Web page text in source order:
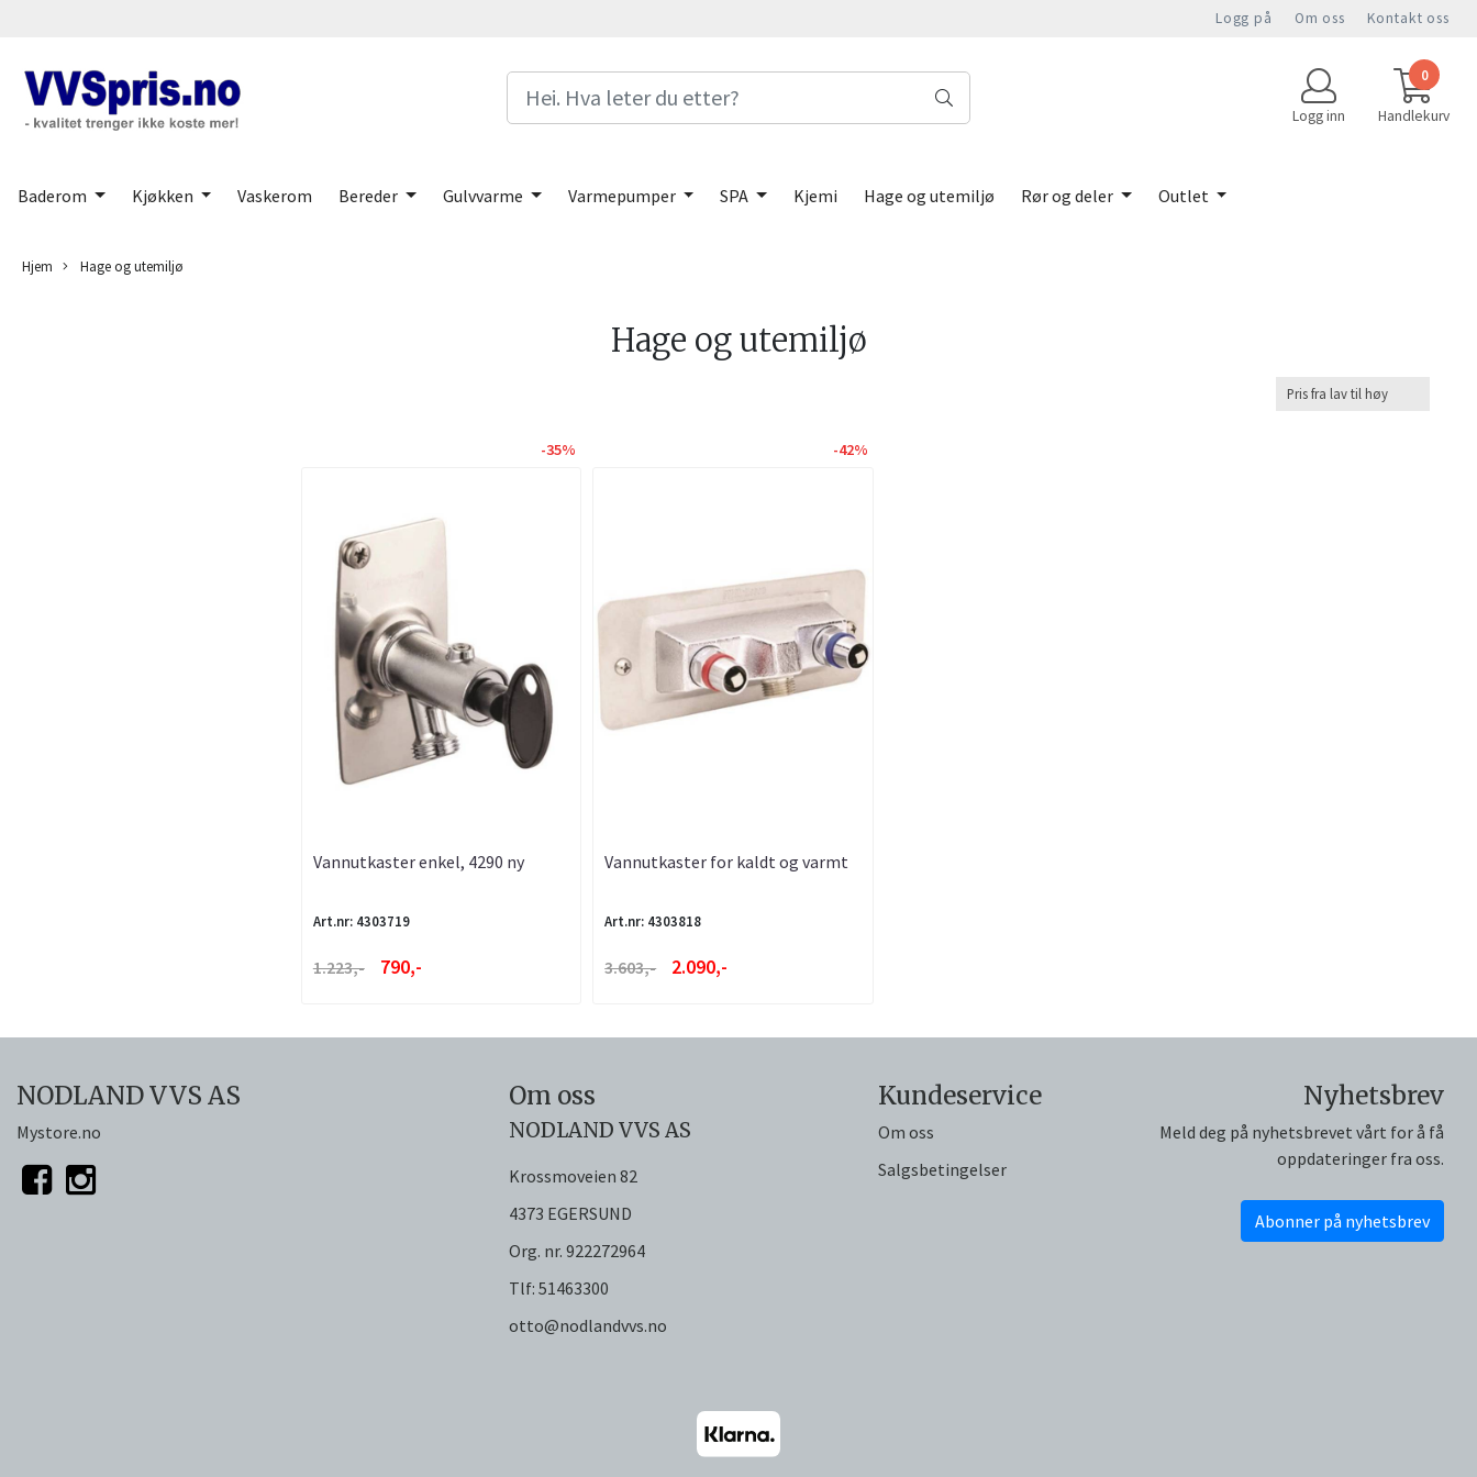
Logg på Om oss Kontakt oss
Logg inn
0
Handlekurv
Baderom Kjøkken Vaskerom Bereder Gulvvarme Varmepumper SPA Kjemi Hage og utemiljø Rør og deler Outlet
Hjem Hage og utemiljø
Hage og utemiljø
-35%
Vannutkaster enkel, 4290 ny
Art.nr: 4303719
1.223,- 790,-
-42%
Vannutkaster for kaldt og varmt
Art.nr: 4303818
3.603,- 2.090,-
NODLAND VVS AS
Mystore.no
Om oss
NODLAND VVS AS
Krossmoveien 82
4373 EGERSUND
Org. nr. 922272964
Tlf: 51463300
otto@nodlandvvs.no
Kundeservice
Om oss
Salgsbetingelser
Nyhetsbrev
Meld deg på nyhetsbrevet vårt for å få
oppdateringer fra oss.
Abonner på nyhetsbrev